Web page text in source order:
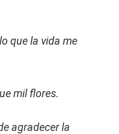
que la vida me
mil flores.
agradecer la